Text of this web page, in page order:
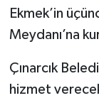
Ekmek’in
Meydanı’na
Çınarcık
hizmet verecek